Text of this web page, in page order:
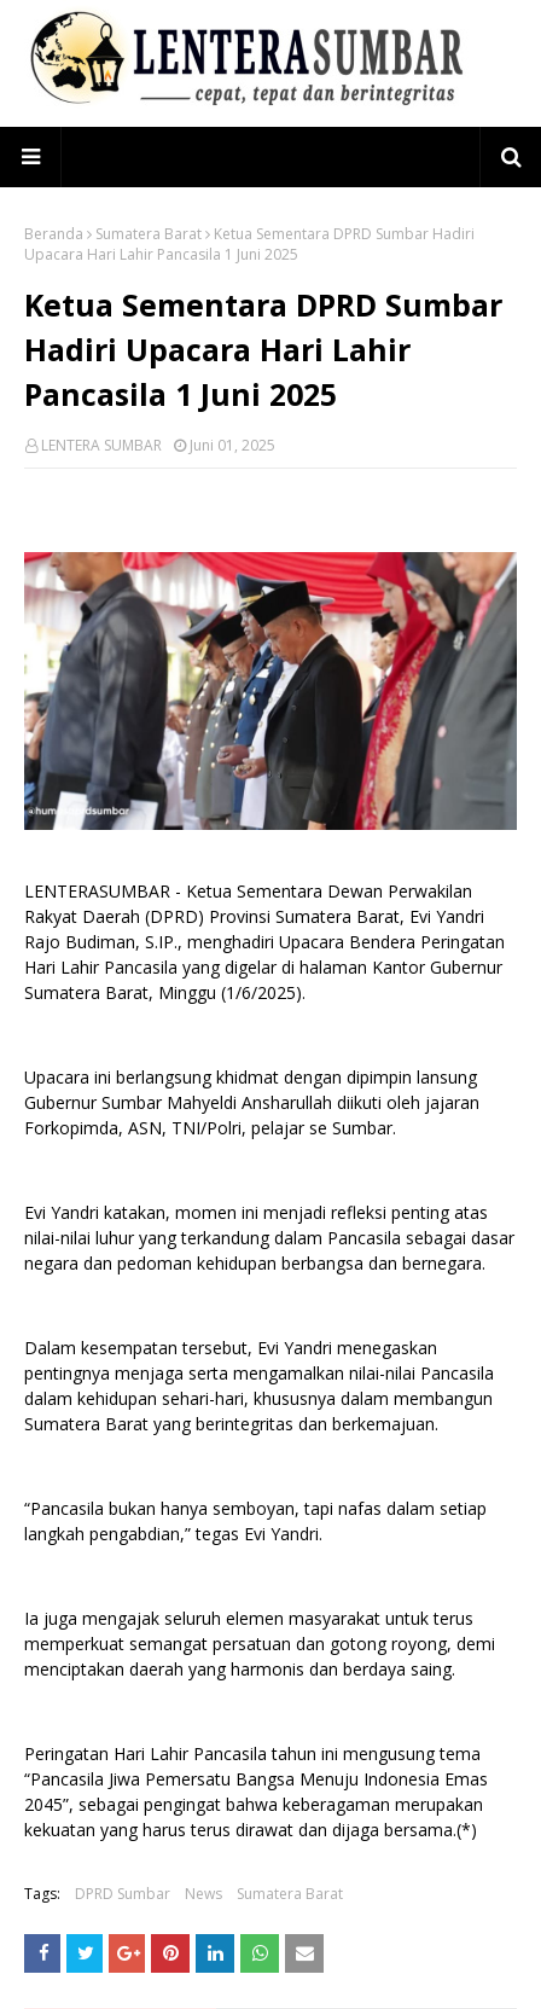
Beranda Sumatera Barat
Ketua Sementara DPRD Sumbar Hadiri
Upacara Hari Lahir Pancasila 1 Juni 2025
Ketua Sementara DPRD Sumbar
Hadiri Upacara Hari Lahir
Pancasila 1 Juni 2025
LENTERA SUMBAR Juni 01, 2025
LENTERASUMBAR - Ketua Sementara Dewan Perwakilan
Rakyat Daerah (DPRD) Provinsi Sumatera Barat, Evi Yandri
Rajo Budiman, S.IP., menghadiri Upacara Bendera Peringatan
Hari Lahir Pancasila yang digelar di halaman Kantor Gubernur
Sumatera Barat, Minggu (1/6/2025).
Upacara ini berlangsung khidmat dengan dipimpin lansung
Gubernur Sumbar Mahyeldi Ansharullah diikuti oleh jajaran
Forkopimda, ASN, TNI/Polri, pelajar se Sumbar.
Evi Yandri katakan, momen ini menjadi refleksi penting atas
nilai-nilai luhur yang terkandung dalam Pancasila sebagai dasar
negara dan pedoman kehidupan berbangsa dan bernegara.
Dalam kesempatan tersebut, Evi Yandri menegaskan
pentingnya menjaga serta mengamalkan nilai-nilai Pancasila
dalam kehidupan sehari-hari, khususnya dalam membangun
Sumatera Barat yang berintegritas dan berkemajuan.
“Pancasila bukan hanya semboyan, tapi nafas dalam setiap
langkah pengabdian,” tegas Evi Yandri.
Ia juga mengajak seluruh elemen masyarakat untuk terus
memperkuat semangat persatuan dan gotong royong, demi
menciptakan daerah yang harmonis dan berdaya saing.
Peringatan Hari Lahir Pancasila tahun ini mengusung tema
“Pancasila Jiwa Pemersatu Bangsa Menuju Indonesia Emas
2045”, sebagai pengingat bahwa keberagaman merupakan
kekuatan yang harus terus dirawat dan dijaga bersama.(*)
Tags: DPRD Sumbar News Sumatera Barat